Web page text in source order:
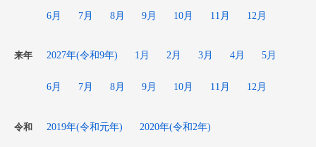
6月 7月 8月 9月 10月 11月 12月
来年 2027年(令和9年) 1月 2月 3月 4月 5月
6月 7月 8月 9月 10月 11月 12月
令和 2019年(令和元年) 2020年(令和2年)